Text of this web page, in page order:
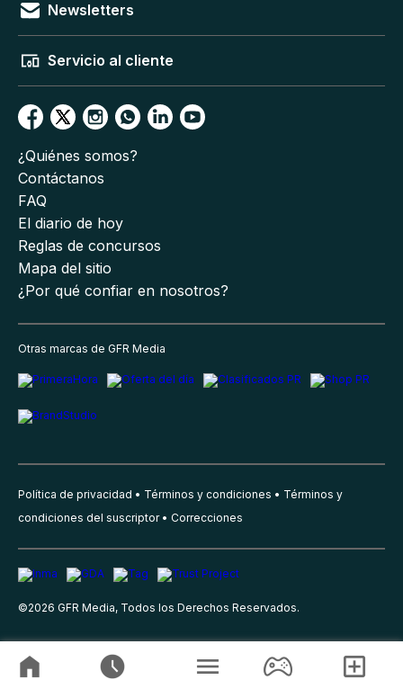
Newsletters
Servicio al cliente
¿Quiénes somos?
Contáctanos
FAQ
El diario de hoy
Reglas de concursos
Mapa del sitio
¿Por qué confiar en nosotros?
Otras marcas de GFR Media
Política de privacidad Términos y condiciones
Términos y
condiciones del suscriptor
Correcciones
©2026 GFR Media, Todos los Derechos Reservados.